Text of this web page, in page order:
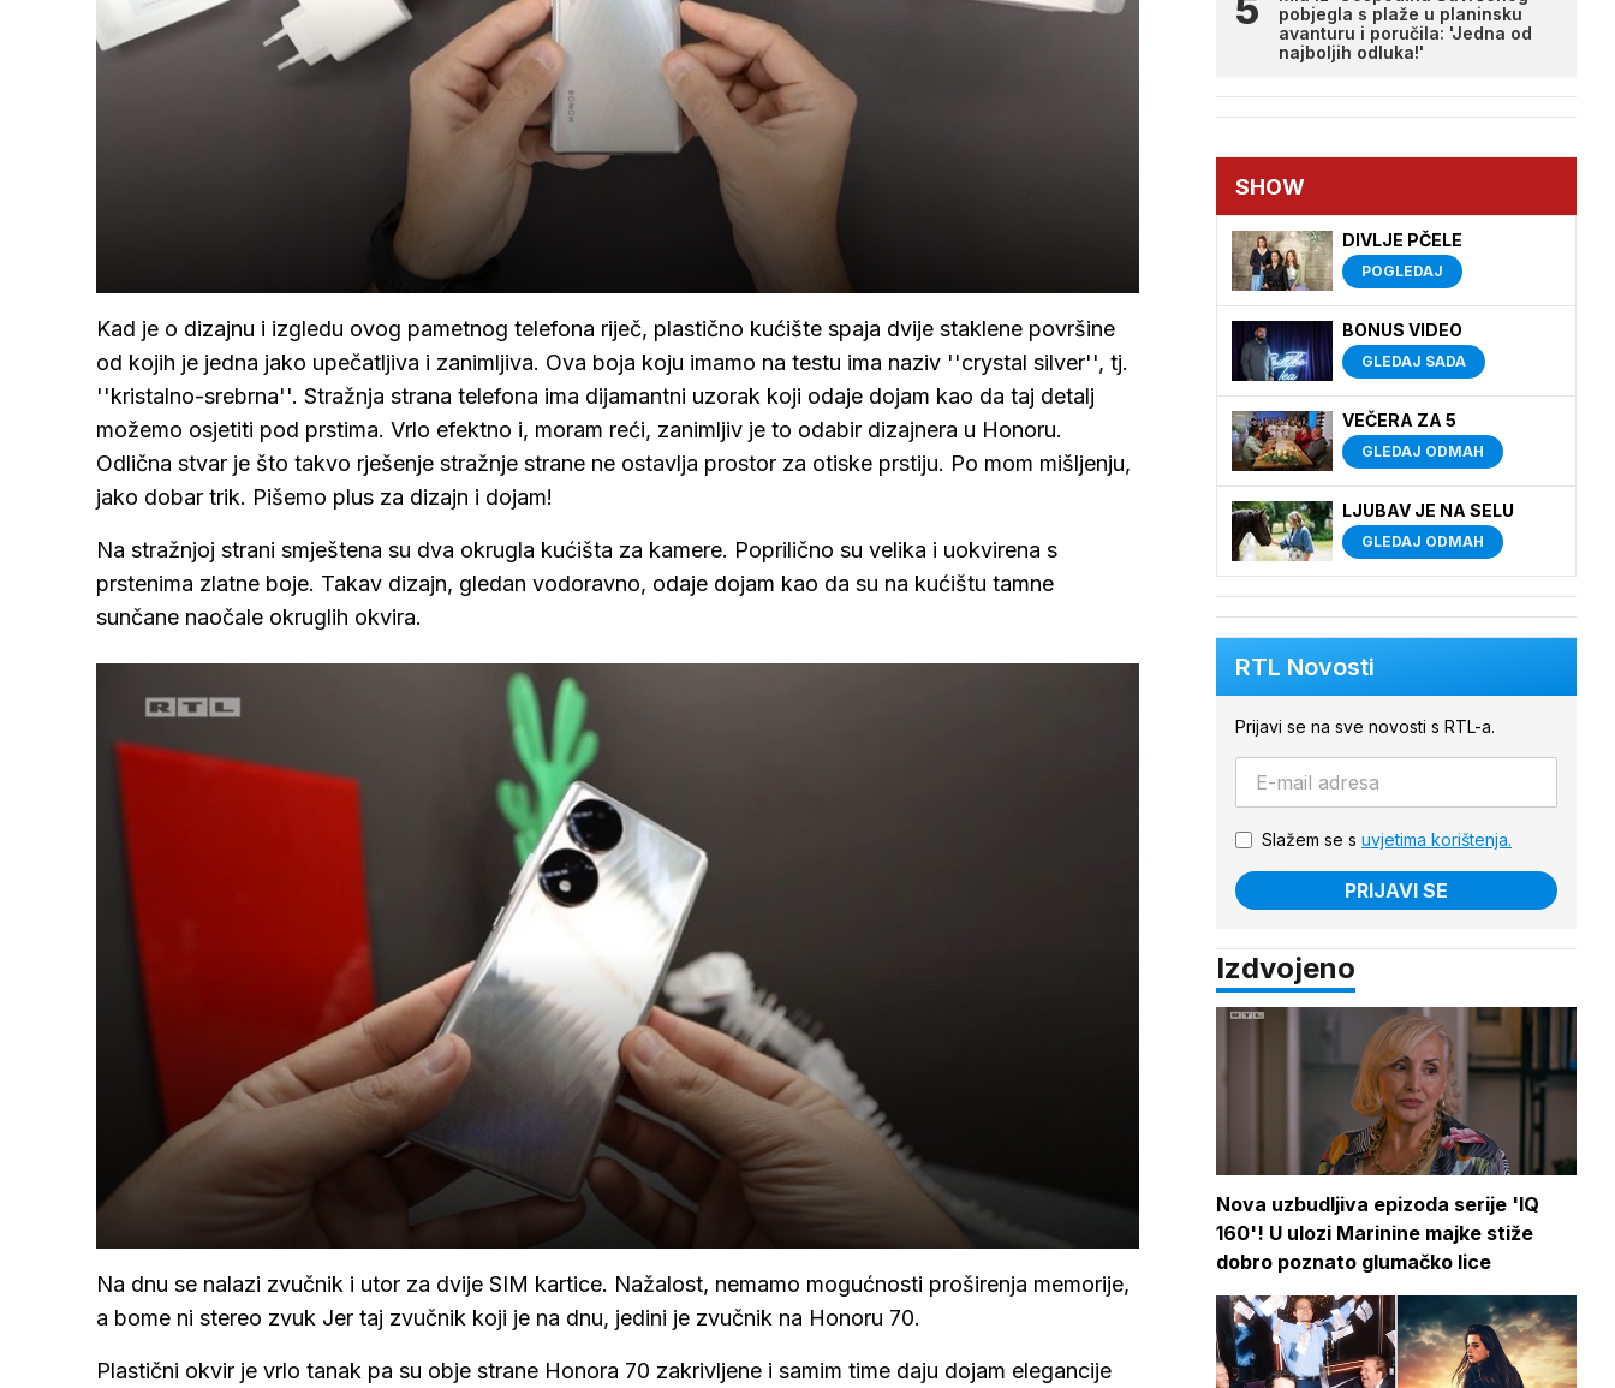
Kad je o dizajnu i izgledu ovog pametnog telefona riječ, plastično kućište spaja dvije staklene površine
od kojih je jedna jako upečatljiva i zanimljiva. Ova boja koju imamo na testu ima naziv ''crystal silver'', tj.
''kristalno-srebrna''. Stražnja strana telefona ima dijamantni uzorak koji odaje dojam kao da taj detalj
možemo osjetiti pod prstima. Vrlo efektno i, moram reći, zanimljiv je to odabir dizajnera u Honoru.
Odlična stvar je što takvo rješenje stražnje strane ne ostavlja prostor za otiske prstiju. Po mom mišljenju,
jako dobar trik. Pišemo plus za dizajn i dojam!
Na stražnjoj strani smještena su dva okrugla kućišta za kamere. Poprilično su velika i uokvirena s
prstenima zlatne boje. Takav dizajn, gledan vodoravno, odaje dojam kao da su na kućištu tamne
sunčane naočale okruglih okvira.
Na dnu se nalazi zvučnik i utor za dvije SIM kartice. Nažalost, nemamo mogućnosti proširenja memorije,
a bome ni stereo zvuk Jer taj zvučnik koji je na dnu, jedini je zvučnik na Honoru 70.
Plastični okvir je vrlo tanak pa su obje strane Honora 70 zakrivljene i samim time daju dojam elegancije
pobjegla s plaže u planinsku
avanturu i poručila: 'Jedna od
najboljih odluka!'
SHOW
DIVLJE PČELE
POGLEDAJ
BONUS VIDEO
GLEDAJ SADA
VEČERA ZA 5
GLEDAJ ODMAH
LJUBAV JE NA SELU
GLEDAJ ODMAH
RTL Novosti
Prijavi se na sve novosti s RTL-a.
Slažem se s uvjetima korištenja.
PRIJAVI SE
Izdvojeno
Nova uzbudljiva epizoda serije 'IQ
160'! U ulozi Marinine majke stiže
dobro poznato glumačko lice